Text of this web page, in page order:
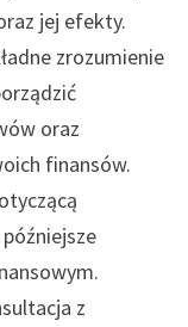
jej efekty.
zrozumienie
oraz
finansów.
z